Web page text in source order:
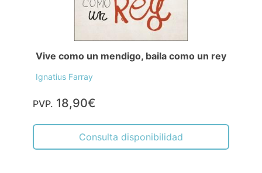
Vive como un mendigo, baila como un rey
Ignatius Farray
PVP. 18,90€
Consulta disponibilidad